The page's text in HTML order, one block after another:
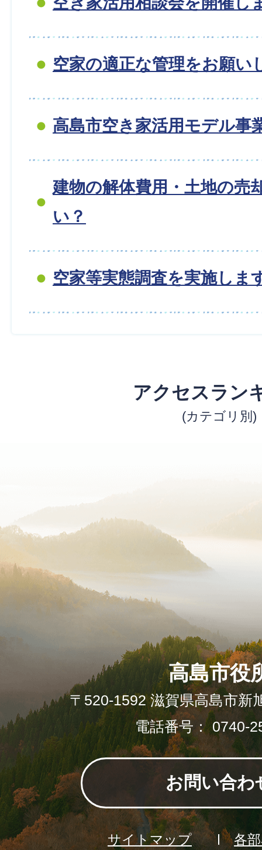
空家の適正な管理をお願い
高島市空き家活用モデル事
建物の解体費用・土地の売
い？
空家等実態調査を実施しま
アクセスラン
(カテゴリ別)
高島市役
〒520-1592 滋賀県高島市新
電話番号： 0740-
お問い合わ
サイトマップ
各